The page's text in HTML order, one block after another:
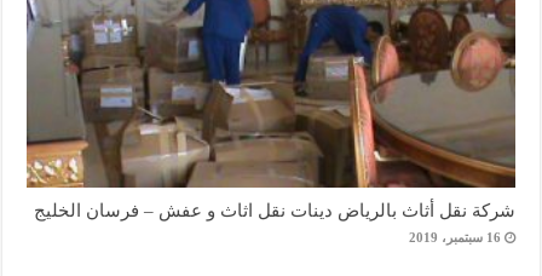
شركة نقل أثاث بالرياض دينات نقل اثاث و عفش – فرسان الخليج
16 سبتمبر، 2019